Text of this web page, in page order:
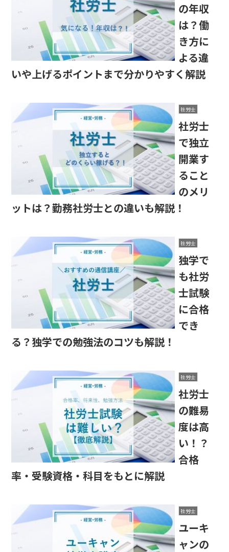
の年収
は？働
き方に
よる違
いや上げるポイントまで分かりやすく解説
社労士
社労士
で独立
開業す
ること
のメリ
ットは？勤務社労士との違いも解説！
社労士
独学で
も社労
士試験
に合格
でき
る？独学での勉強法のコツも解説！
社労士
社労士
の難易
度は高
い！？
合格
率・受験資格・科目をもとに解説
社労士
ユーキ
ャンの